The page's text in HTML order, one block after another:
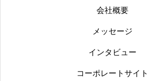
会社概要
メッセージ
インタビュー
コーポレートサイト